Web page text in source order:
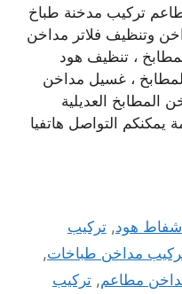
تركيب مدخنة طباخ
وتنظيف فلاتر مداخن
، تنظيف هود
، غسيل مداخن
العديلية
يمكنكم التواصل هاتفيا
شفاط هود,تركيب
مداخن طباخات,
مطاعم, تركيب